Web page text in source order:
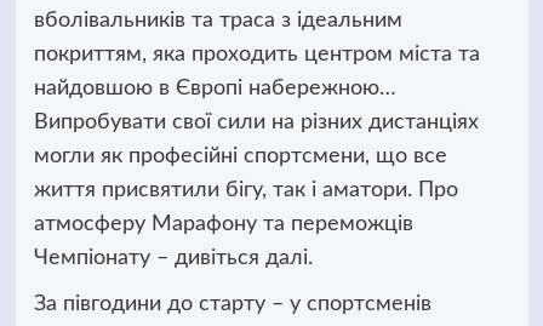
вболівальників та траса з ідеальним
покриттям, яка проходить центром міста та
найдовшою в Європі набережною…
Випробувати свої сили на різних дистанціях
могли як професійні спортсмени, що все
життя присвятили бігу, так і аматори. Про
атмосферу Марафону та переможців
Чемпіонату – дивіться далі.
За півгодини до старту – у спортсменів